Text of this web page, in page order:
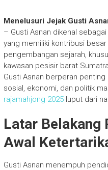
Menelusuri Jejak Gusti
– Gusti Asnan dikenal
yang memiliki kontribusi
pengembangan sejarah,
kawasan pesisir barat
Gusti Asnan berperan
sosial, ekonomi, dan politik
rajamahjong 2025luput dari
Latar Belakang
Awal
Gusti Asnan menempuh